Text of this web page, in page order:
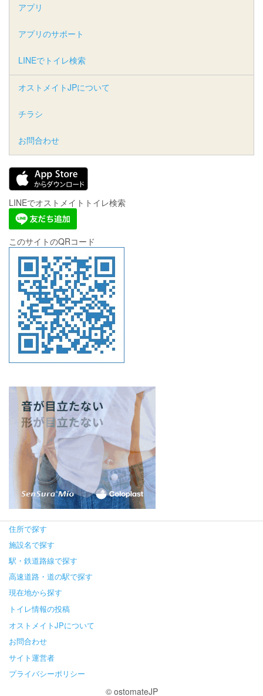
アプリ
アプリのサポート
LINEでトイレ検索
オストメイトJPについて
チラシ
お問合わせ
LINEでオストメイトトイレ検索
このサイトのQRコード
住所で探す
施設名で探す
駅・鉄道路線で探す
高速道路・道の駅で探す
現在地から探す
トイレ情報の投稿
オストメイトJPについて
お問合わせ
サイト運営者
プライバシーポリシー
© ostomateJP